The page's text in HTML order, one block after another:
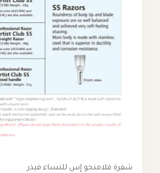
شفرة فلامنجو إس للنساء فيذر